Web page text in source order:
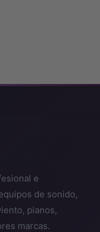
e
de sonido,
pianos,
marcas.